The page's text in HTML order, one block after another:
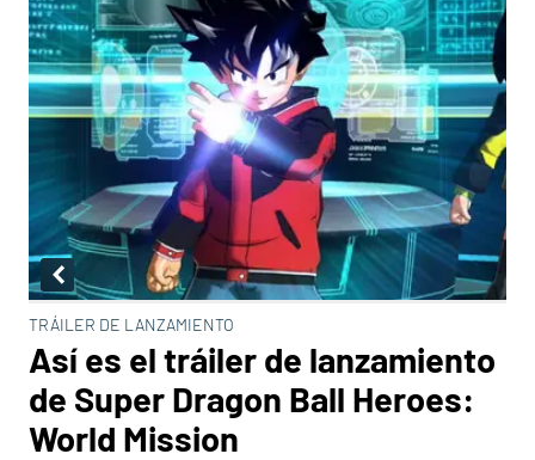
TRÁILER DE LANZAMIENTO
Así es el tráiler de lanzamiento
de Super Dragon Ball Heroes:
World Mission